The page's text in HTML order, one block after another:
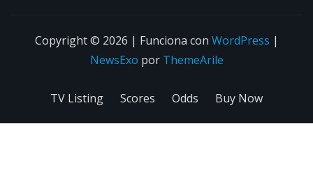
Copyright © 2026 | Funciona con WordPress |
NewsExo por ThemeArile
TV Listing Scores Odds Buy Now